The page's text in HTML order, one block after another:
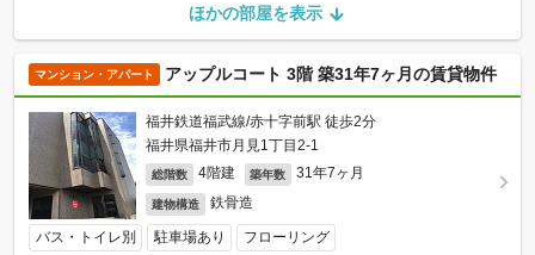
ほかの部屋を表示
マンション・アパート アップルコート 3階 築31年7ヶ月の賃貸物件
福井鉄道福武線/赤十字前駅 徒歩2分
福井県福井市月見1丁目2-1
総階数 4階建 築年数 31年7ヶ月
建物構造 鉄骨造
バス・トイレ別 駐車場あり フローリング